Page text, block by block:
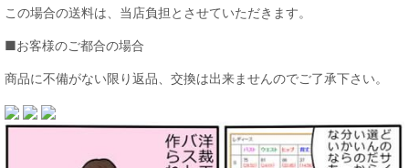
この場合の送料は、当店負担とさせていただきます。
■お客様のご都合の場合
商品に不備がない限り返品、交換は出来ませんのでご了承下さい。